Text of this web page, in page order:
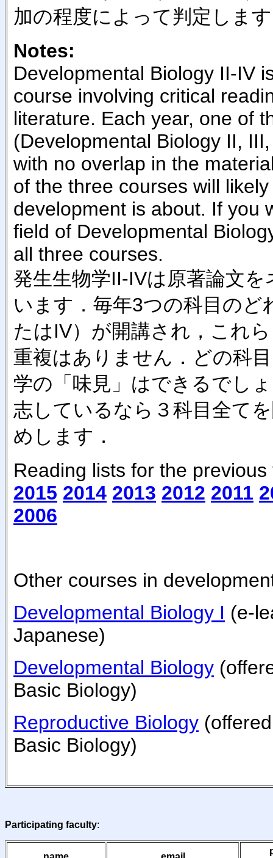
加の程度によって判定しま
Notes:
Developmental Biology II-IV
course involving critical
literature. Each year, one of
(Developmental Biology II,
with no overlap in the
of the three courses will
development is about. If you
field of Developmental
all three courses.
発生生物学II-IVは原著論文
います．毎年3つの科目のど
たはIV）が開講され，これ
重複はありません．どの科
学の「味見」はできるでし
志しているなら３科目全て
めします．
Reading lists for the
2015 2014 2013 2012 2011
2006
Other courses in
Developmental Biology I (e-
Japanese)
Developmental Biology
Basic Biology)
Reproductive Biology
Basic Biology)
Participating faculty: